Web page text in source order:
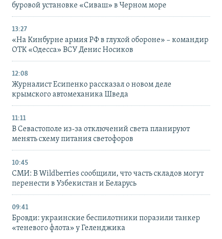
буровой установке «Сиваш» в Черном море
13:27
«На Кинбурне армия РФ в глухой обороне» – командир
ОТК «Одесса» ВСУ Денис Носиков
12:08
Журналист Есипенко рассказал о новом деле
крымского автомеханика Шведа
11:11
В Севастополе из-за отключений света планируют
менять схему питания светофоров
10:45
СМИ: В Wildberries сообщили, что часть складов могут
перенести в Узбекистан и Беларусь
09:41
Бровди: украинские беспилотники поразили танкер
«теневого флота» у Геленджика